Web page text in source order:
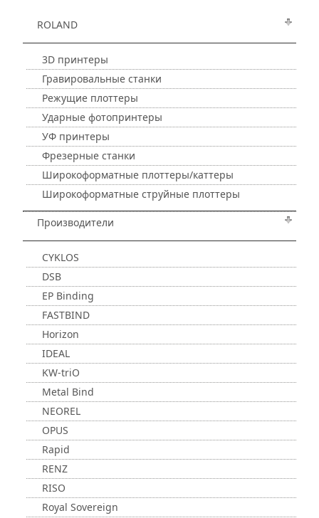
ROLAND
3D принтеры
Гравировальные станки
Режущие плоттеры
Ударные фотопринтеры
УФ принтеры
Фрезерные станки
Широкоформатные плоттеры/каттеры
Широкоформатные струйные плоттеры
Производители
CYKLOS
DSB
EP Binding
FASTBIND
Horizon
IDEAL
KW-triO
Metal Bind
NEOREL
OPUS
Rapid
RENZ
RISO
Royal Sovereign